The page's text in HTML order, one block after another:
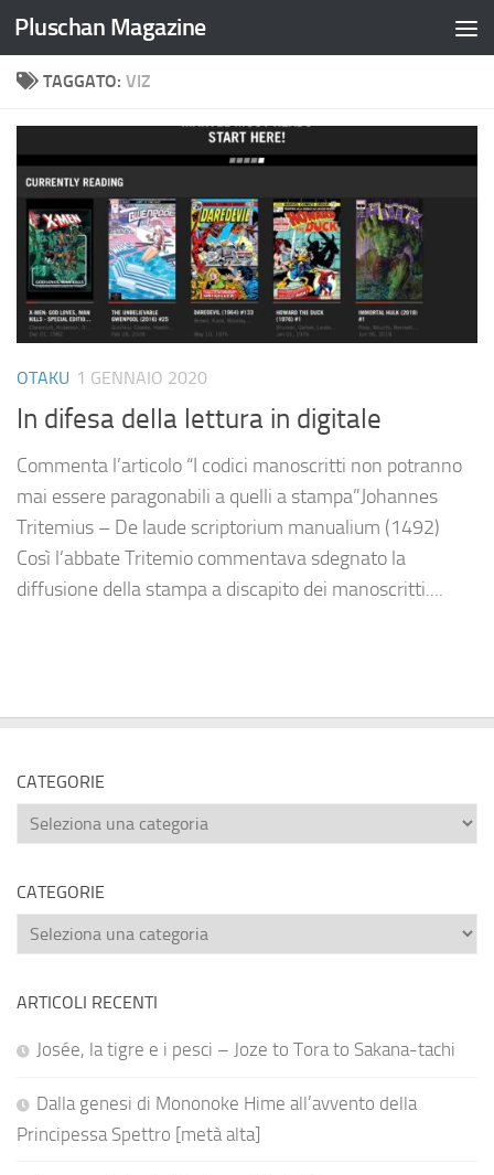
Salta al contenuto
Pluschan Magazine
TAGGATO: VIZ
OTAKU 1 GENNAIO 2020
In difesa della lettura in digitale
Commenta l’articolo “I codici manoscritti non potranno
mai essere paragonabili a quelli a stampa”Johannes
Tritemius – De laude scriptorium manualium (1492)
Così l’abbate Tritemio commentava sdegnato la
diffusione della stampa a discapito dei manoscritti....
CATEGORIE
Categorie
CATEGORIE
Categorie
ARTICOLI RECENTI
Josée, la tigre e i pesci – Joze to Tora to Sakana-tachi
Dalla genesi di Mononoke Hime all’avvento della
Principessa Spettro [metà alta]